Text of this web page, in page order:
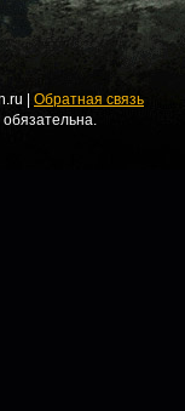
| Обратная связь